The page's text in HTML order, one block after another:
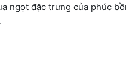
ngọt đặc trưng của phúc